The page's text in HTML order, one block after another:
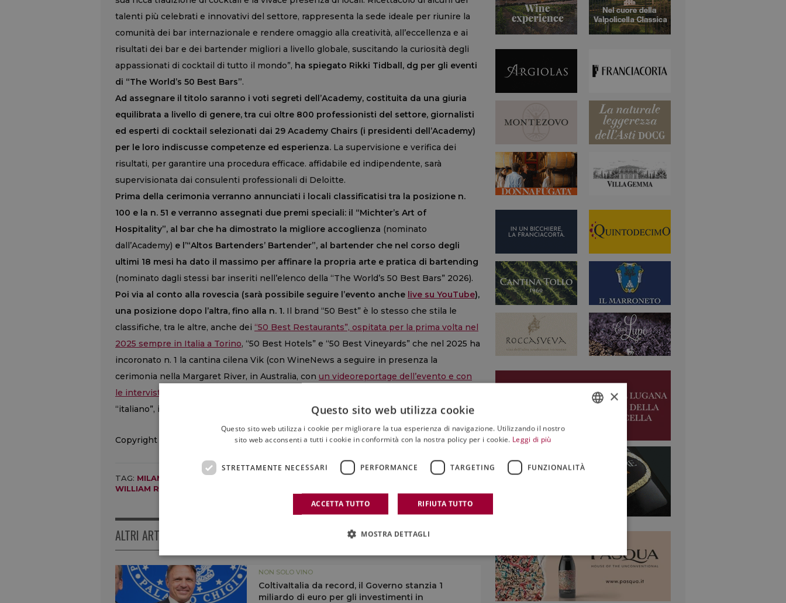
talenti più celebrati e innovativi del settore, rappresenta la sede ideale per riunire la
comunità dei bar internazionale e rendere omaggio alla creatività, all’eccellenza e ai
risultati dei bar e dei bartender migliori a livello globale, suscitando la curiosità degli
appassionati di cocktail di tutto il mondo”, ha spiegato Rikki Tidball, dg per gli eventi
di “The World’s 50 Best Bars”.
Ad assegnare il titolo saranno i voti segreti dell’Academy, costituita da una giuria
equilibrata a livello di genere, tra cui oltre 800 professionisti del settore, giornalisti
ed esperti di cocktail selezionati dai 29 Academy Chairs (i presidenti dell’Academy)
per le loro indiscusse competenze ed esperienza. La supervisione e verifica dei
risultati, per garantire una procedura efficace. affidabile ed indipendente, sarà
supervisionata dai consulenti professionali di Deloitte.
Prima della cerimonia verranno annunciati i locali classificatisi tra la posizione n.
100 e la n. 51 e verranno assegnati due premi speciali: il “Michter’s Art of
Hospitality”, al bar che ha dimostrato la migliore accoglienza (nominato
dall’Academy) e l’“Altos Bartenders’ Bartender”, al bartender che nel corso degli
ultimi 18 mesi ha dato il massimo per affinare la propria arte e pratica di bartending
(nominato dagli stessi bar inseriti nell’elenco della “The World’s 50 Best Bars” 2026).
Poi via al conto alla rovescia (sarà possibile seguire l’evento anche live su YouTube),
una posizione dopo l’altra, fino alla n. 1. Il brand “50 Best” è lo stesso che stila le
classifiche, tra le altre, anche dei “50 Best Restaurants”, ospitata per la prima volta nel
2025 sempre in Italia a Torino, “50 Best Hotels” e “50 Best Vineyards” che nel 2025 ha
incoronato n. 1 la cantina cilena Vik (con WineNews a seguire in presenza la
cerimonia nella Margaret River, in Australia, con un videoreportage dell’evento e con
le interviste ai protagonisti
“italiano”, il Bar Leone, gestito da Lorenzo Antinori, ma con sede ad Hong Kong.
Copyright © 2000/2026
TAG: MILANO THE WORLD 50 BEST BARS THE WORLD 50 BEST RESTAURANTS
WILLIAM REED
ALTRI ARTICOLI
NON SOLO VINO
ColtivaItalia da record, il Governo stanzia 1
miliardo di euro per gli investimenti in
×
Questo sito web utilizza cookie
Questo sito web utilizza i cookie per migliorare la tua esperienza di navigazione. Utilizzando il nostro
sito web acconsenti a tutti i cookie in conformità con la nostra policy per i cookie. Leggi di più
STRETTAMENTE NECESSARI PERFORMANCE TARGETING FUNZIONALITÀ
ACCETTA TUTTO RIFIUTA TUTTO
MOSTRA DETTAGLI